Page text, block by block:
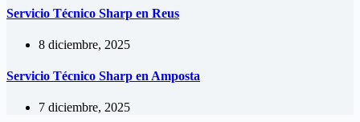
Servicio Técnico Sharp en Reus
8 diciembre, 2025
Servicio Técnico Sharp en Amposta
7 diciembre, 2025